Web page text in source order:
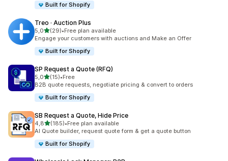
Built for Shopify
Treo · Auction Plus
5,0stelle su 5
(29)
29 recensioni totali
•Free plan available
Engage your customers with auctions and Make an Offer
Built for Shopify
SP Request a Quote (RFQ)
5,0stelle su 5
(15)
15 recensioni totali
•Free
B2B quote requests, negotiate pricing & convert to orders
Built for Shopify
SB Request a Quote, Hide Price
4,8stelle su 5
(185)
185 recensioni totali
•Free plan available
AI Quote builder, request quote form & get a quote button
Built for Shopify